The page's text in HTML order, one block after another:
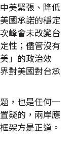
美緊張、降低
國承諾的穩定
峰會未改變台
性；儘管沒有
」的政治效
對美國對台承
，也是任何一
疑的，兩岸應
架方是正道。